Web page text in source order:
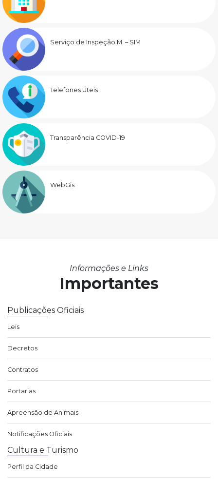
Serviço de Inspeção M. – SIM
Telefones Úteis
Transparência COVID-19
WebGis
Informações e Links
Importantes
Publicações Oficiais
Leis
Decretos
Contratos
Portarias
Apreensão de Animais
Notificações Oficiais
Cultura e Turismo
Perfil da Cidade